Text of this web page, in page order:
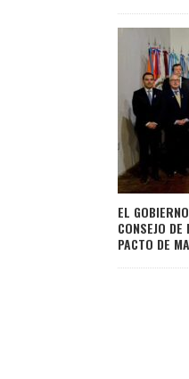
EL
CONSEJO
PACTO DE